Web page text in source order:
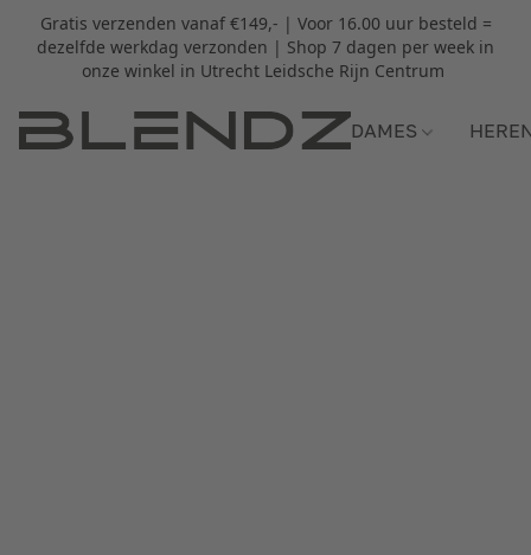
Gratis verzenden vanaf €149,- | Voor 16.00 uur besteld =
dezelfde werkdag verzonden | Shop 7 dagen per week in
onze winkel in Utrecht Leidsche Rijn Centrum
DAMES